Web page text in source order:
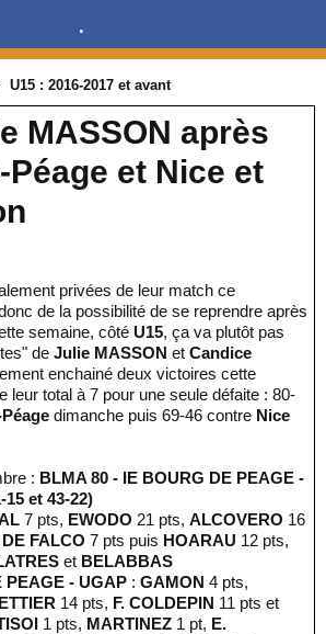
.
U15 : 2016-2017 et avant
MASSON après
et Nice et
privées de leur match ce
de la possibilité de se reprendre après
semaine, côté U15, ça va plutôt pas
de Julie MASSON et Candice
enchainé deux victoires cette
leur total à 7 pour une seule défaite : 80-
dimanche puis 69-46 contre Nice
: BLMA 80 - IE BOURG DE PEAGE -
15 et 43-22)
7 pts, EWODO 21 pts, ALCOVERO 16
DE FALCO 7 pts puis HOARAU 12 pts,
et BELABBAS
PEAGE - UGAP : GAMON 4 pts,
14 pts, F. COLDEPIN 11 pts et
1 pts, MARTINEZ 1 pt, E.